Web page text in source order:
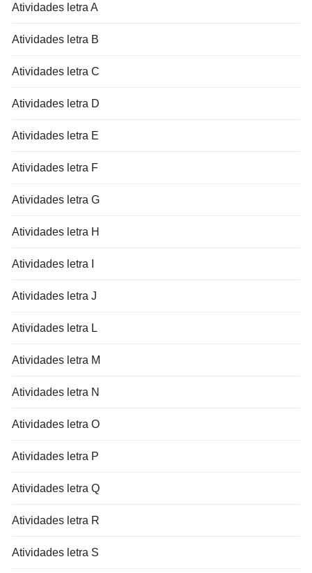
Atividades letra A
Atividades letra B
Atividades letra C
Atividades letra D
Atividades letra E
Atividades letra F
Atividades letra G
Atividades letra H
Atividades letra I
Atividades letra J
Atividades letra L
Atividades letra M
Atividades letra N
Atividades letra O
Atividades letra P
Atividades letra Q
Atividades letra R
Atividades letra S